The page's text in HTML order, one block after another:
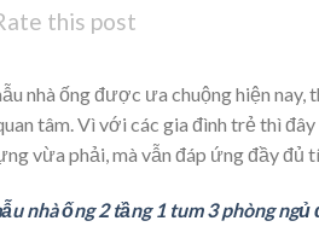
this post
nhà ống được ưa chuộng hiện nay,
tâm. Vì với các gia đình trẻ thì
vừa phải, mà vẫn đáp ứng đầy đủ
nhà ống 2 tầng 1 tum 3 phòng